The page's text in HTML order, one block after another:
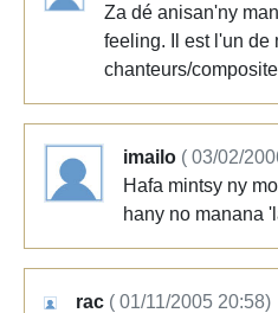
Za dé anisan'ny
feeling. Il est l'un de
chanteurs/
imailo ( 03/02/
Hafa mintsy ny
hany no manana
rac ( 01/11/2005 20:58)